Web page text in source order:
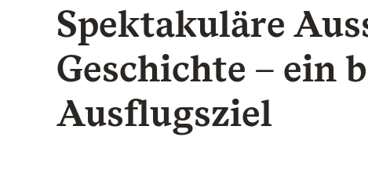
Spektakuläre
Geschichte – ein
Ausflugsziel